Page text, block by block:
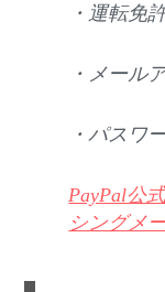
・運転免
・メール
・パスワ
PayPal公
シングメ